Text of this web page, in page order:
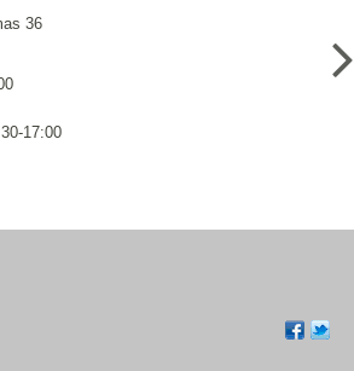
36
17:00